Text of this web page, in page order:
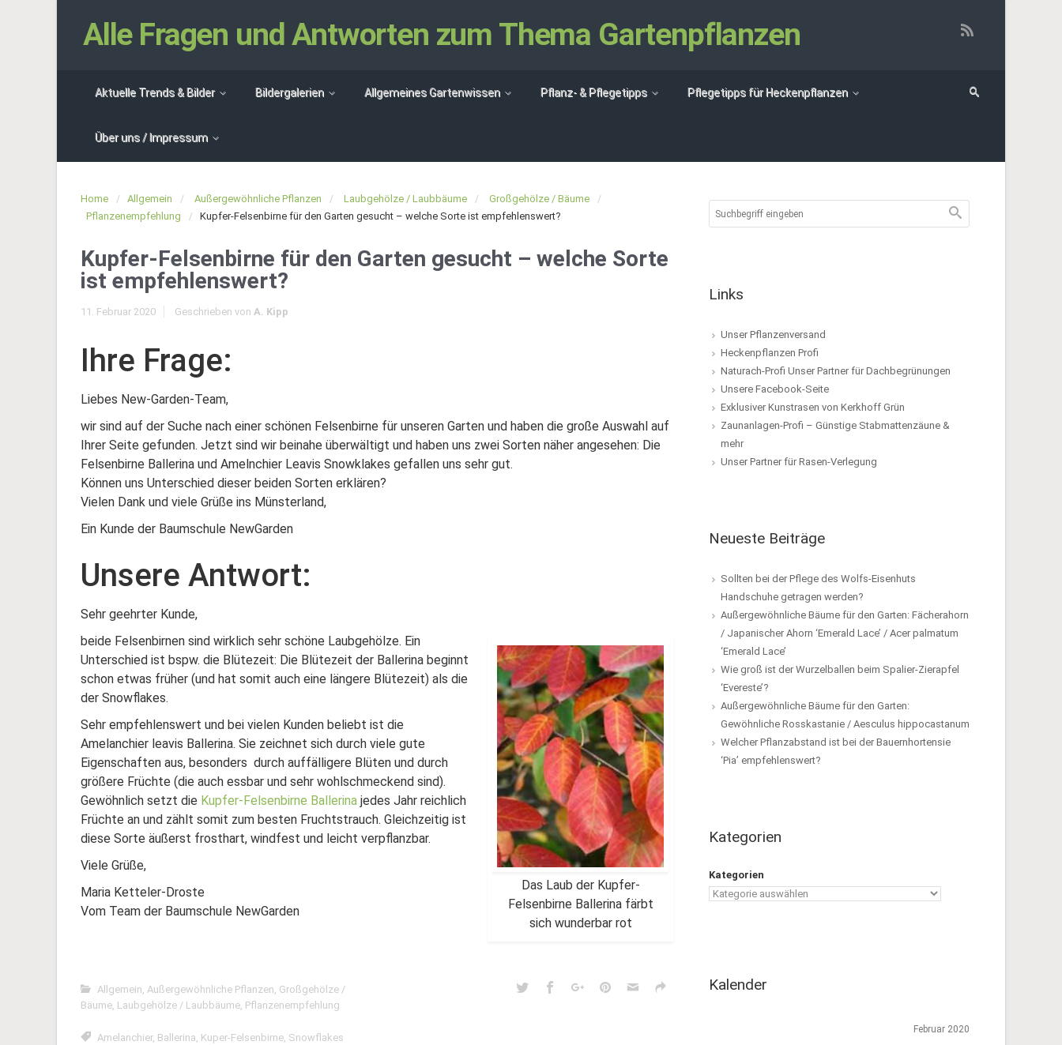
Alle Fragen und Antworten zum Thema Gartenpflanzen
Aktuelle Trends & Bilder Bildergalerien Allgemeines Gartenwissen Pflanz- & Pflegetipps Pflegetipps für Heckenpflanzen
Über uns / Impressum
Home Allgemein Außergewöhnliche Pflanzen Laubgehölze / Laubbäume
Großgehölze / Bäume
Pflanzenempfehlung
Kupfer-Felsenbirne für den Garten gesucht – welche Sorte ist empfehlenswert?
Kupfer-Felsenbirne für den Garten gesucht – welche Sorte
ist empfehlenswert?
11. Februar 2020 Geschrieben von A. Kipp
Ihre Frage:
Liebes New-Garden-Team,
wir sind auf der Suche nach einer schönen Felsenbirne für unseren Garten und haben die große Auswahl auf
Ihrer Seite gefunden. Jetzt sind wir beinahe überwältigt und haben uns zwei Sorten näher angesehen: Die
Felsenbirne Ballerina und Amelnchier Leavis Snowklakes gefallen uns sehr gut.
Können uns Unterschied dieser beiden Sorten erklären?
Vielen Dank und viele Grüße ins Münsterland,
Ein Kunde der Baumschule NewGarden
Unsere Antwort:
Sehr geehrter Kunde,
Das Laub der Kupfer-
Felsenbirne Ballerina färbt
sich wunderbar rot
beide Felsenbirnen sind wirklich sehr schöne Laubgehölze. Ein
Unterschied ist bspw. die Blütezeit: Die Blütezeit der Ballerina beginnt
schon etwas früher (und hat somit auch eine längere Blütezeit) als die
der Snowflakes.
Sehr empfehlenswert und bei vielen Kunden beliebt ist die
Amelanchier leavis Ballerina. Sie zeichnet sich durch viele gute
Eigenschaften aus, besonders durch auffälligere Blüten und durch
größere Früchte (die auch essbar und sehr wohlschmeckend sind).
Gewöhnlich setzt die Kupfer-Felsenbirne Ballerina jedes Jahr reichlich
Früchte an und zählt somit zum besten Fruchtstrauch. Gleichzeitig ist
diese Sorte äußerst frosthart, windfest und leicht verpflanzbar.
Viele Grüße,
Maria Ketteler-Droste
Vom Team der Baumschule NewGarden
Allgemein, Außergewöhnliche Pflanzen, Großgehölze /
Bäume, Laubgehölze / Laubbäume, Pflanzenempfehlung
Amelanchier, Ballerina, Kuper-Felsenbirne, Snowflakes
Links
Unser Pflanzenversand
Heckenpflanzen Profi
Naturach-Profi Unser Partner für Dachbegrünungen
Unsere Facebook-Seite
Exklusiver Kunstrasen von Kerkhoff Grün
Zaunanlagen-Profi – Günstige Stabmattenzäune &
mehr
Unser Partner für Rasen-Verlegung
Neueste Beiträge
Sollten bei der Pflege des Wolfs-Eisenhuts
Handschuhe getragen werden?
Außergewöhnliche Bäume für den Garten: Fächerahorn
/ Japanischer Ahorn ‘Emerald Lace’ / Acer palmatum
‘Emerald Lace’
Wie groß ist der Wurzelballen beim Spalier-Zierapfel
‘Evereste’?
Außergewöhnliche Bäume für den Garten:
Gewöhnliche Rosskastanie / Aesculus hippocastanum
Welcher Pflanzabstand ist bei der Bauernhortensie
‘Pia’ empfehlenswert?
Kategorien
Kategorien
Kalender
Februar 2020